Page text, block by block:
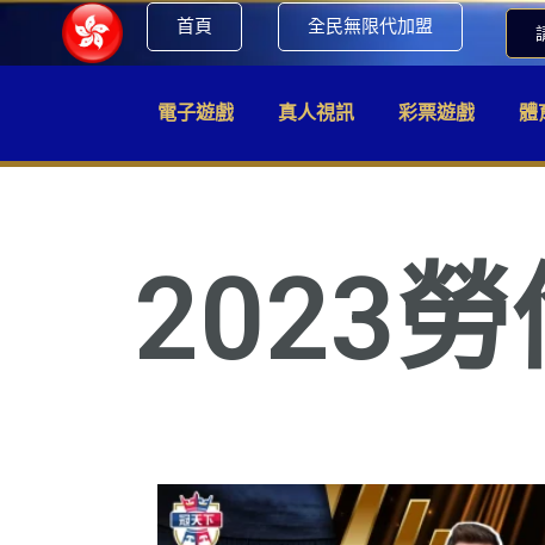
首頁 全民無限代加盟
電子遊戲 真人視訊 彩票遊戲 體
2023勞